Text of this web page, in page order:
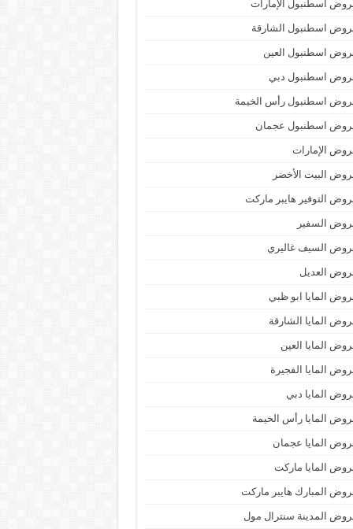
اسطنبول الإمارات
اسطنبول الشارقة
اسطنبول العين
اسطنبول دبي
اسطنبول رأس الخيمة
اسطنبول عجمان
الإمارات
البيت الأخضر
التوفير هايبر ماركت
السفير
السيف غاليري
العديل
المايا ابو ظبي
المايا الشارقة
المايا العين
المايا الفجيرة
المايا دبي
المايا رأس الخيمة
المايا عجمان
المايا ماركت
المبارك هايبر ماركت
المدينة سنترال مول